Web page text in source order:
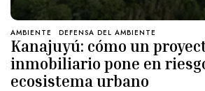
AMBIENTE DEFENSA DEL AMBIENTE
Kanajuyú: cómo un
inmobiliario pone en
ecosistema urbano